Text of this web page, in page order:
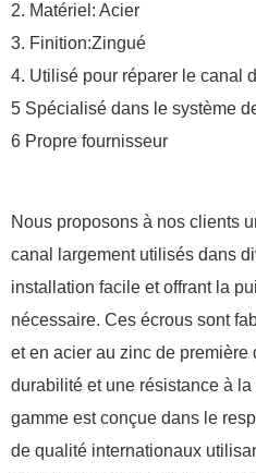
2. Matériel: Acier
3. Finition:Zingué
4. Utilisé pour réparer le canal
5 Spécialisé dans le système
6 Propre fournisseur
Nous proposons à nos clients
canal largement utilisés dans
installation facile et offrant la
nécessaire. Ces écrous sont
et en acier au zinc de
durabilité et une résistance à
gamme est conçue dans le
de qualité internationaux